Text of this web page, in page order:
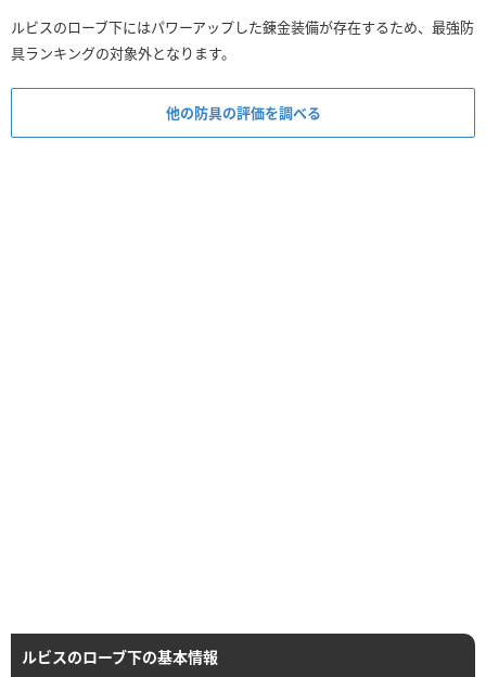
ルビスのローブ下にはパワーアップした錬金装備が存在するため、最強防
具ランキングの対象外となります。
他の防具の評価を調べる
ルビスのローブ下の基本情報